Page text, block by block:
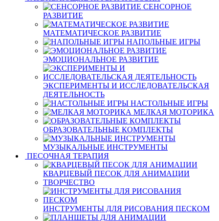
СЕНСОРНОЕ
РАЗВИТИЕ
МАТЕМАТИЧЕСКОЕ РАЗВИТИЕ
НАПОЛЬНЫЕ ИГРЫ
ЭМОЦИОНАЛЬНОЕ РАЗВИТИЕ
ЭКСПЕРИМЕНТЫ И ИССЛЕДОВАТЕЛЬСКАЯ
ДЕЯТЕЛЬНОСТЬ
НАСТОЛЬНЫЕ ИГРЫ
МЕЛКАЯ МОТОРИКА
ОБРАЗОВАТЕЛЬНЫЕ КОМПЛЕКТЫ
МУЗЫКАЛЬНЫЕ ИНСТРУМЕНТЫ
ПЕСОЧНАЯ ТЕРАПИЯ
КВАРЦЕВЫЙ ПЕСОК ДЛЯ АНИМАЦИИ
ТВОРЧЕСТВО
ИНСТРУМЕНТЫ ДЛЯ РИСОВАНИЯ ПЕСКОМ